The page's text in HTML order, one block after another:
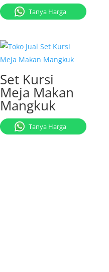
Tanya Harga
Set Kursi
Meja Makan
Mangkuk
Tanya Harga